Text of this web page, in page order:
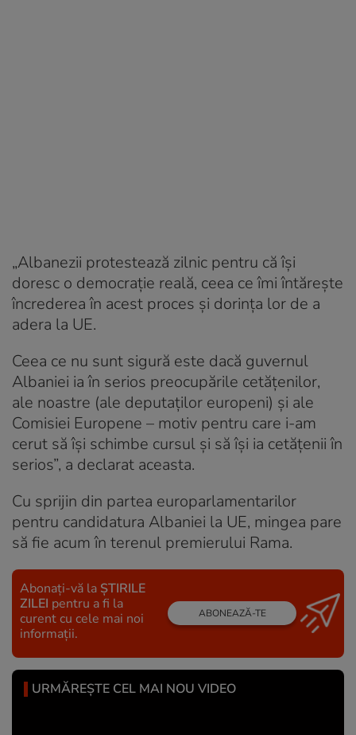
„Albanezii protestează zilnic pentru că își
doresc o democrație reală, ceea ce îmi întărește
încrederea în acest proces și dorința lor de a
adera la UE.
Ceea ce nu sunt sigură este dacă guvernul
Albaniei ia în serios preocupările cetățenilor,
ale noastre (ale deputaților europeni) și ale
Comisiei Europene – motiv pentru care i-am
cerut să își schimbe cursul și să își ia cetățenii în
serios”, a declarat aceasta.
Cu sprijin din partea europarlamentarilor
pentru candidatura Albaniei la UE, mingea pare
să fie acum în terenul premierului Rama.
Abonați-vă la ȘTIRILE
ZILEI pentru a fi la
curent cu cele mai noi
informații.
ABONEAZĂ-TE
URMĂREȘTE CEL MAI NOU VIDEO